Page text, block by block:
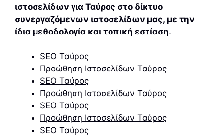
ιστοσελίδων για Ταύρος στο δίκτυο
συνεργαζόμενων ιστοσελίδων μας, με την
ίδια μεθοδολογία και τοπική εστίαση.
SEO Ταύρος
Προώθηση Ιστοσελίδων Ταύρος
SEO Ταύρος
Προώθηση Ιστοσελίδων Ταύρος
SEO Ταύρος
Προώθηση Ιστοσελίδων Ταύρος
SEO Ταύρος